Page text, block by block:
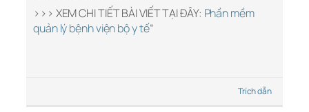
>>> XEM CHI TIẾT BÀI VIẾT TẠI ĐÂY: Phần mềm
quản lý bệnh viện bộ y tế“
Trích dẫn